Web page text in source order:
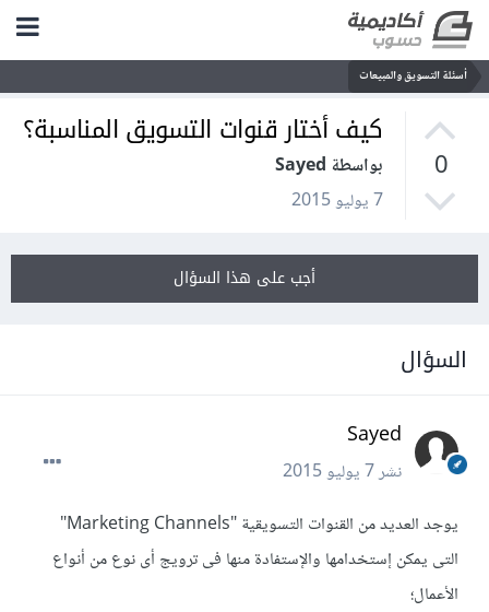
أسئلة التسويق والمبيعات
0
كيف أختار قنوات التسويق المناسبة؟
بواسطة Sayed
7 يوليو 2015
أجب على هذا السؤال
السؤال
Sayed
نشر7 يوليو 2015
يوجد العديد من القنوات التسويقية "Marketing Channels"
التى يمكن إستخدامها والإستفادة منها فى ترويج أى نوع من أنواع
الأعمال؛